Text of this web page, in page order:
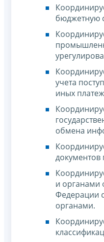
бюджетную
учета
иных
обмена
документов
и органами
Федерации
органами.